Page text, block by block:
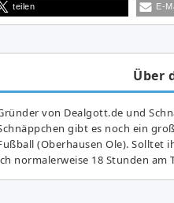
teilen E-
Über
von Dealgott.de und
gibt es noch ein
(Oberhausen Ole). Solltet
normalerweise 18 Stunden am